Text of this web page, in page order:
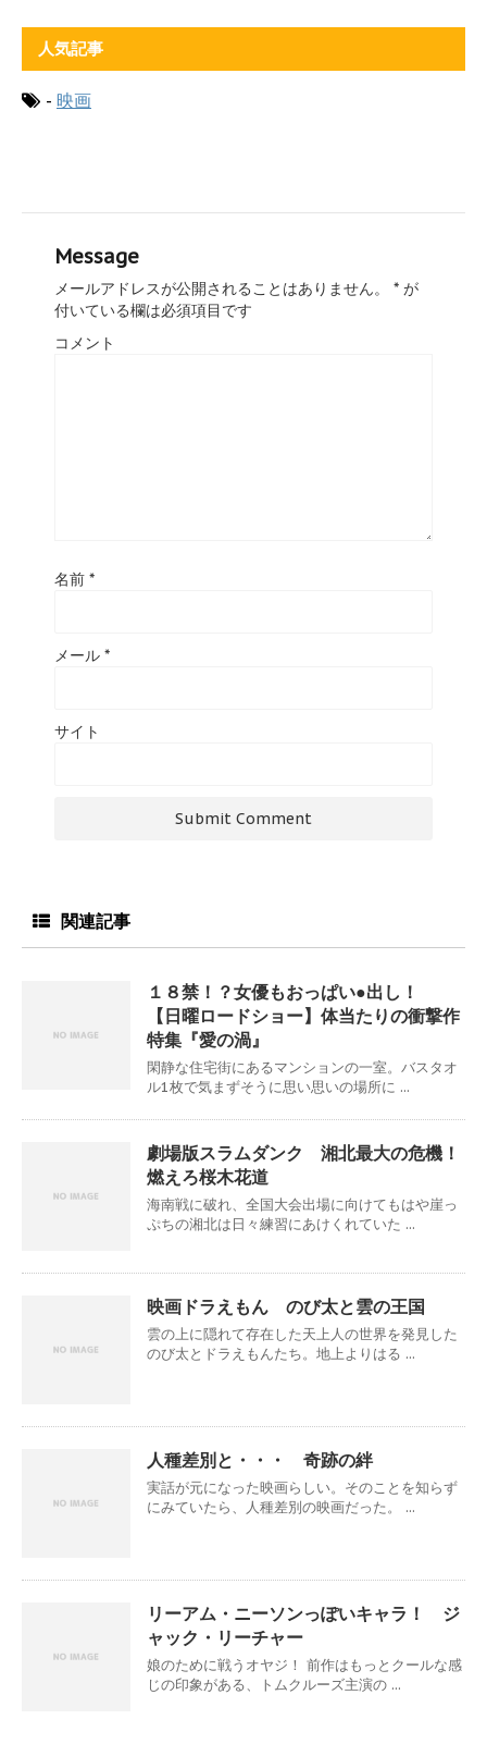
人気記事
- 映画
Message
メールアドレスが公開されることはありません。 * が
付いている欄は必須項目です
コメント
名前 *
メール *
サイト
関連記事
１８禁！？女優もおっぱい●出し！
【日曜ロードショー】体当たりの衝撃作
特集『愛の渦』
閑静な住宅街にあるマンションの一室。バスタオ
ル1枚で気まずそうに思い思いの場所に ...
劇場版スラムダンク 湘北最大の危機！
燃えろ桜木花道
海南戦に破れ、全国大会出場に向けてもはや崖っ
ぷちの湘北は日々練習にあけくれていた ...
映画ドラえもん のび太と雲の王国
雲の上に隠れて存在した天上人の世界を発見した
のび太とドラえもんたち。地上よりはる ...
人種差別と・・・ 奇跡の絆
実話が元になった映画らしい。そのことを知らず
にみていたら、人種差別の映画だった。 ...
リーアム・ニーソンっぽいキャラ！ ジ
ャック・リーチャー
娘のために戦うオヤジ！ 前作はもっとクールな感
じの印象がある、トムクルーズ主演の ...